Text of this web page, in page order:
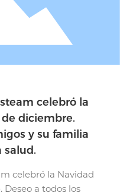
celebró la
diciembre.
y su familia
salud.
celebró la Navidad
a todos los